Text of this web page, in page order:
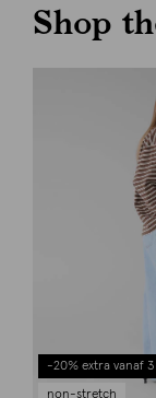
Shop
-20% extra vanaf
non-stretch